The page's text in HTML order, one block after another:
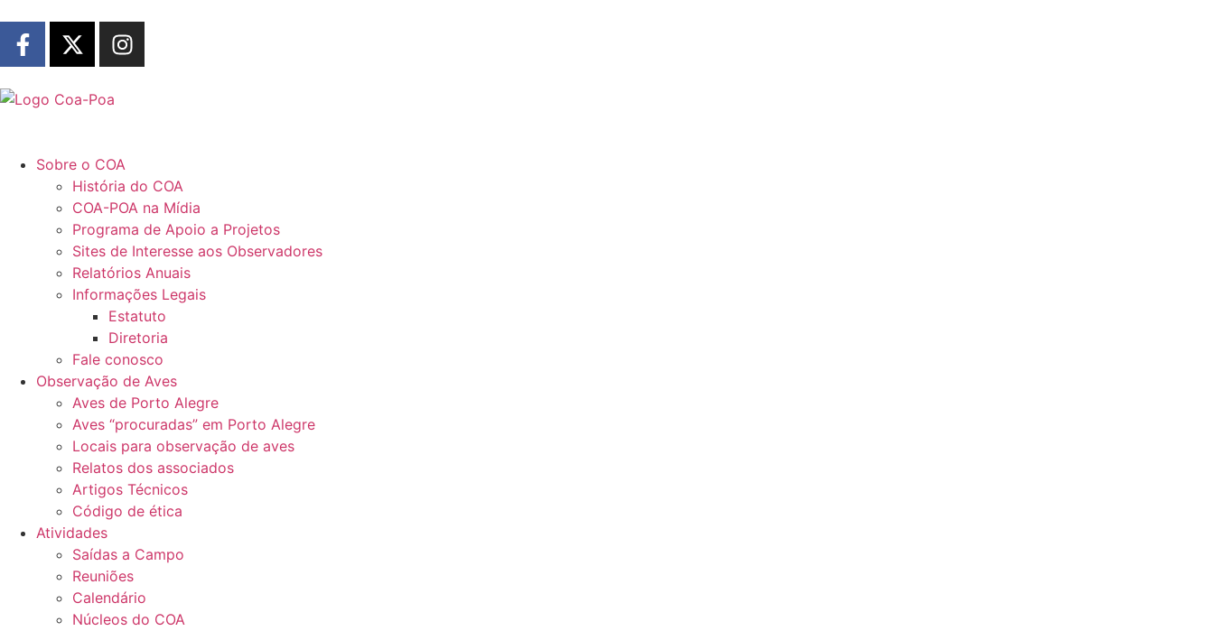
Sobre o COA
História do COA
COA-POA na Mídia
Programa de Apoio a Projetos
Sites de Interesse aos Observadores
Relatórios Anuais
Informações Legais
Estatuto
Diretoria
Fale conosco
Observação de Aves
Aves de Porto Alegre
Aves “procuradas” em Porto Alegre
Locais para observação de aves
Relatos dos associados
Artigos Técnicos
Código de ética
Atividades
Saídas a Campo
Reuniões
Calendário
Núcleos do COA